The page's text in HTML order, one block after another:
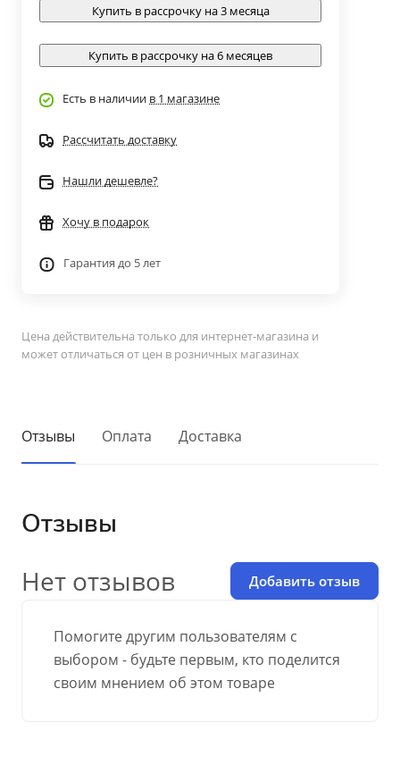
Купить в рассрочку на 3 месяца
Купить в рассрочку на 6 месяцев
Есть в наличии в 1 магазине
Рассчитать доставку
Нашли дешевле?
Хочу в подарок
Гарантия до 5 лет
Цена действительна только для интернет-магазина и
может отличаться от цен в розничных магазинах
Отзывы Оплата Доставка
Отзывы
Помогите другим пользователям с
выбором - будьте первым, кто поделится
своим мнением об этом товаре
Нет отзывов Добавить отзыв